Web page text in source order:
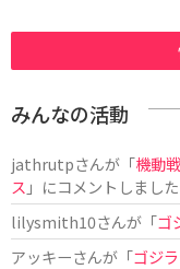
みんなの活動
jathrutpさんが「機動
ス 」にコメントしました
lilysmith10さんが「ゴ
アッキーさんが「ゴジ